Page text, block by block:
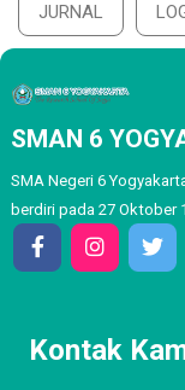
JURNAL
SMAN 6
SMA Negeri 6
berdiri pada 27 Oktober
Kontak